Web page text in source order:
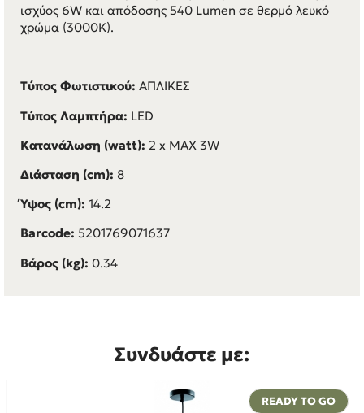
ισχύος 6W και απόδοσης 540 Lumen σε θερμό λευκό
χρώμα (3000K).
Τύπος Φωτιστικού: ΑΠΛΙΚΕΣ
Τύπος Λαμπτήρα: LED
Κατανάλωση (watt): 2 x MAX 3W
Διάσταση (cm): 8
Ύψος (cm): 14.2
Barcode: 5201769071637
Βάρος (kg): 0.34
Συνδυάστε με:
READY TO GO